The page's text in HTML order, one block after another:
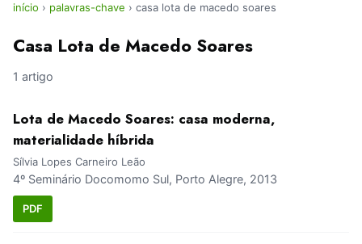
início › palavras-chave › casa lota de macedo soares
Casa Lota de Macedo Soares
1 artigo
Lota de Macedo Soares: casa moderna,
materialidade híbrida
Sílvia Lopes Carneiro Leão
4º Seminário Docomomo Sul, Porto Alegre, 2013
PDF